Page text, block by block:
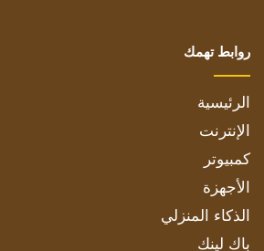
روابط تهمك
الرئيسية
الإنترنت
كمبيوتر
الأجهزة
الذكاء المنزلي
باك لينك